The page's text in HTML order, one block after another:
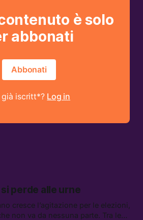
è solo
abbonati
Abbonati
già iscritt*? Log in
perde alle urne
cresce l’agitazione per le elezioni,
non va da nessuna parte. Tra le